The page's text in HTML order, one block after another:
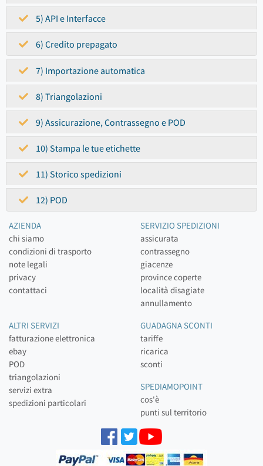
5) API e Interfacce
6) Credito prepagato
7) Importazione automatica
8) Triangolazioni
9) Assicurazione, Contrassegno e POD
10) Stampa le tue etichette
11) Storico spedizioni
12) POD
AZIENDA
chi siamo
condizioni di trasporto
note legali
privacy
contattaci
SERVIZIO SPEDIZIONI
assicurata
contrassegno
giacenze
province coperte
località disagiate
annullamento
ALTRI SERVIZI
fatturazione elettronica
ebay
POD
triangolazioni
servizi extra
spedizioni particolari
GUADAGNA SCONTI
tariffe
ricarica
sconti
SPEDIAMOPOINT
cos'è
punti sul territorio